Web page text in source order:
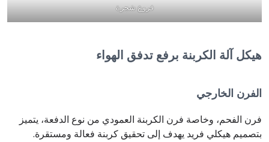
فروع شجرة
هيكل آلة الكربنة برفع تدفق الهواء
الفرن الخارجي
فرن الفحم، وخاصة فرن الكربنة العمودي من نوع الدفعة، يتميز
بتصميم هيكلي فريد يهدف إلى تحقيق كربنة فعالة ومستقرة.